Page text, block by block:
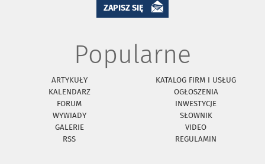
ZAPISZ SIĘ
Popularne
ARTYKUŁY
KATALOG FIRM I USŁUG
KALENDARZ
OGŁOSZENIA
FORUM
INWESTYCJE
WYWIADY
SŁOWNIK
GALERIE
VIDEO
RSS
REGULAMIN